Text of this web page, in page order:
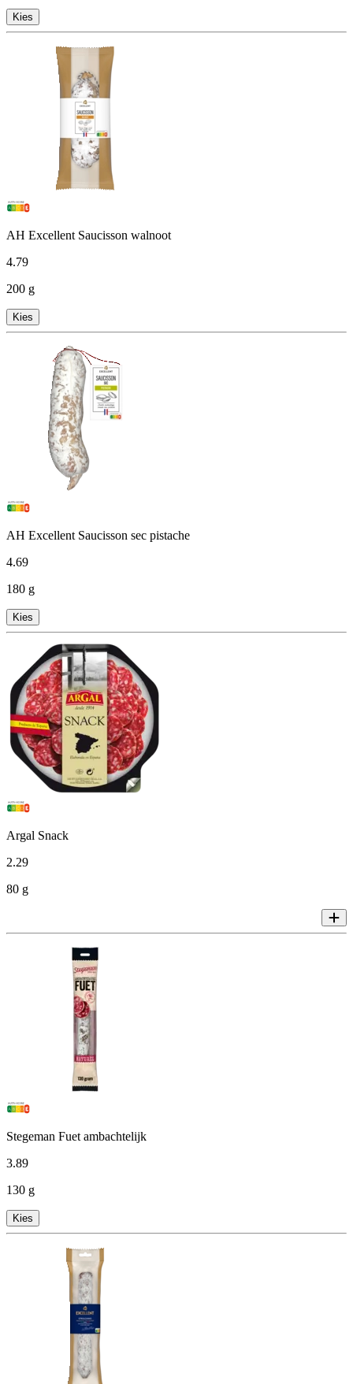
Kies
AH Excellent Saucisson walnoot
4.79
200 g
Kies
AH Excellent Saucisson sec pistache
4.69
180 g
Kies
Argal Snack
2.29
80 g
Stegeman Fuet ambachtelijk
3.89
130 g
Kies